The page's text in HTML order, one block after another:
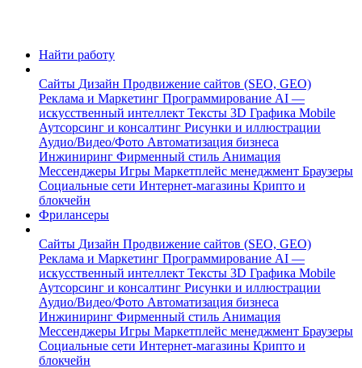
Найти работу
Сайты Дизайн Продвижение сайтов (SEO, GEO)
Реклама и Маркетинг Программирование AI —
искусственный интеллект Тексты 3D Графика Mobile
Аутсорсинг и консалтинг Рисунки и иллюстрации
Аудио/Видео/Фото Автоматизация бизнеса
Инжиниринг Фирменный стиль Анимация
Мессенджеры Игры Маркетплейс менеджмент Браузеры
Социальные сети Интернет-магазины Крипто и
блокчейн
Фрилансеры
Сайты Дизайн Продвижение сайтов (SEO, GEO)
Реклама и Маркетинг Программирование AI —
искусственный интеллект Тексты 3D Графика Mobile
Аутсорсинг и консалтинг Рисунки и иллюстрации
Аудио/Видео/Фото Автоматизация бизнеса
Инжиниринг Фирменный стиль Анимация
Мессенджеры Игры Маркетплейс менеджмент Браузеры
Социальные сети Интернет-магазины Крипто и
блокчейн